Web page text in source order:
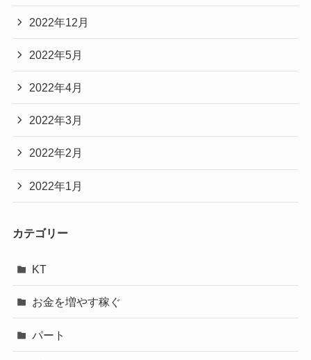
2022年12月
2022年5月
2022年4月
2022年3月
2022年2月
2022年1月
カテゴリー
KT
お金を増やす稼ぐ
パート